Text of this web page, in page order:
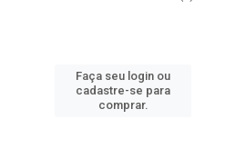
Faça seu login ou
cadastre-se para
comprar.